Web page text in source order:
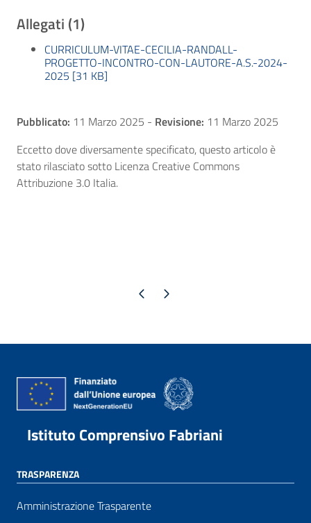
Allegati (1)
CURRICULUM-VITAE-CECILIA-RANDALL-
PROGETTO-INCONTRO-CON-LAUTORE-A.S.-2024-
2025 [31 KB]
Pubblicato: 11 Marzo 2025 - Revisione: 11 Marzo 2025
Eccetto dove diversamente specificato, questo articolo è
stato rilasciato sotto Licenza Creative Commons
Attribuzione 3.0 Italia.
Pagina precedente
Pagina successiva
Istituto Comprensivo Fabriani
TRASPARENZA
Amministrazione Trasparente